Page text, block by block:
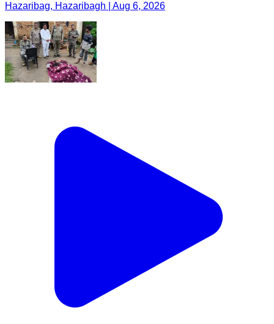
Hazaribag, Hazaribagh | Aug 6, 2026